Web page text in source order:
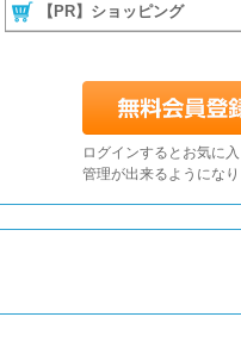
【PR】ショッピング
ログインするとお気に
管理が出来るようにな